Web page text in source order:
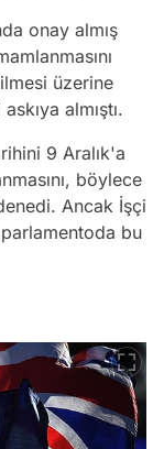
onay almış
üzerine
almıştı.
9 Aralık'a
böylece
Ancak İşçi
bu